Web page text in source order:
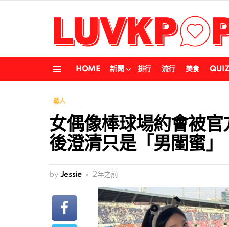
HOME 新聞 排行 流行 美食
藝人
女偶像棒球場約會被
後澄清只是「男閨蜜」
by Jessie 2年之前